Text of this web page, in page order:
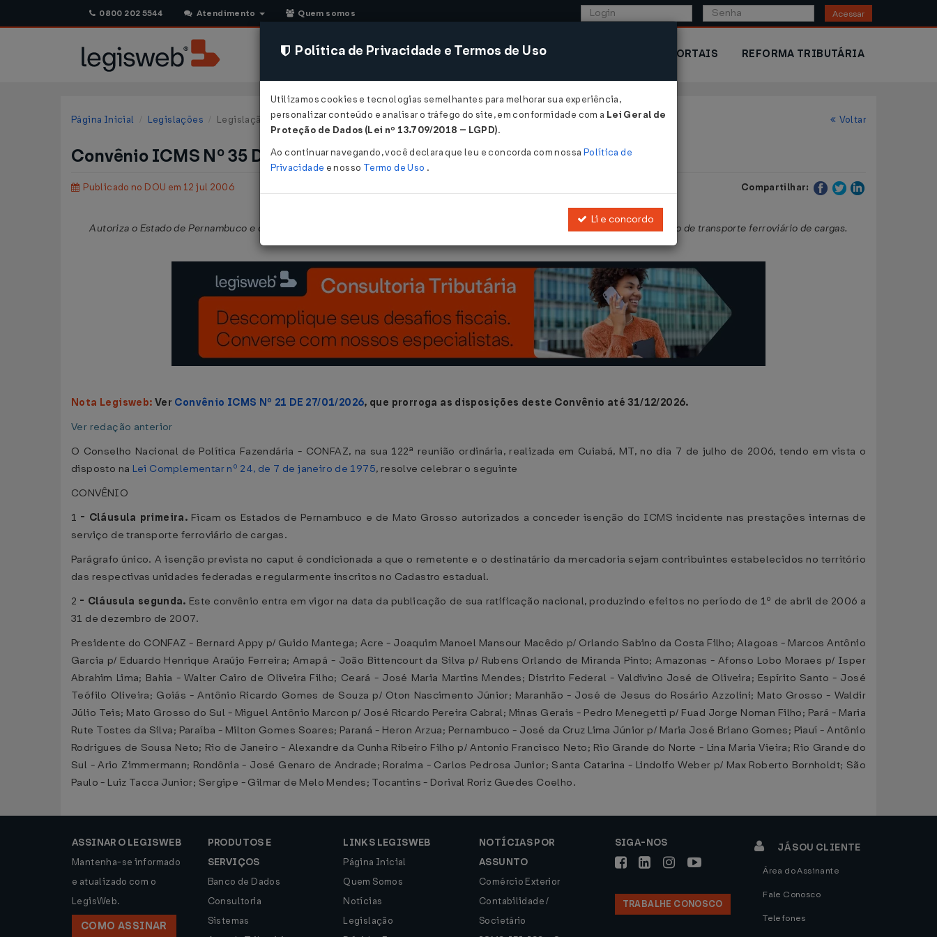
0800 202 5544 Atendimento Quem somos Acessar
CONSULTORIA SISTEMAS COMÉRCIO EXTERIOR PORTAIS REFORMA TRIBUTÁRIA
Página Inicial Legislações Legislação Federal Voltar
Convênio ICMS Nº 35 DE 07/07/2006
Publicado no DOU em 12 jul 2006 Compartilhar:
Autoriza o Estado de Pernambuco e de Mato Grosso a conceder isenção do ICMS incidente nas prestações internas de serviço de transporte ferroviário de cargas.
Nota Legisweb: Ver Convênio ICMS Nº 21 DE 27/01/2026, que prorroga as disposições deste Convênio até 31/12/2026.
Ver redação anterior
O Conselho Nacional de Política Fazendária - CONFAZ, na sua 122ª reunião ordinária, realizada em Cuiabá, MT, no dia 7 de julho de 2006, tendo em vista o
disposto na Lei Complementar nº 24, de 7 de janeiro de 1975, resolve celebrar o seguinte
CONVÊNIO
1 - Cláusula primeira. Ficam os Estados de Pernambuco e de Mato Grosso autorizados a conceder isenção do ICMS incidente nas prestações internas de
serviço de transporte ferroviário de cargas.
Parágrafo único. A isenção prevista no caput é condicionada a que o remetente e o destinatário da mercadoria sejam contribuintes estabelecidos no território
das respectivas unidades federadas e regularmente inscritos no Cadastro estadual.
2 - Cláusula segunda. Este convênio entra em vigor na data da publicação de sua ratificação nacional, produzindo efeitos no período de 1º de abril de 2006 a
31 de dezembro de 2007.
Presidente do CONFAZ - Bernard Appy p/ Guido Mantega; Acre - Joaquim Manoel Mansour Macêdo p/ Orlando Sabino da Costa Filho; Alagoas - Marcos Antônio
Garcia p/ Eduardo Henrique Araújo Ferreira; Amapá - João Bittencourt da Silva p/ Rubens Orlando de Miranda Pinto; Amazonas - Afonso Lobo Moraes p/ Isper
Abrahim Lima; Bahia - Walter Cairo de Oliveira Filho; Ceará - José Maria Martins Mendes; Distrito Federal - Valdivino José de Oliveira; Espírito Santo - José
Teófilo Oliveira; Goiás - Antônio Ricardo Gomes de Souza p/ Oton Nascimento Júnior; Maranhão - José de Jesus do Rosário Azzolini; Mato Grosso - Waldir
Júlio Teis; Mato Grosso do Sul - Miguel Antônio Marcon p/ José Ricardo Pereira Cabral; Minas Gerais - Pedro Menegetti p/ Fuad Jorge Noman Filho; Pará - Maria
Rute Tostes da Silva; Paraíba - Milton Gomes Soares; Paraná - Heron Arzua; Pernambuco - José da Cruz Lima Júnior p/ Maria José Briano Gomes; Piauí - Antônio
Rodrigues de Sousa Neto; Rio de Janeiro - Alexandre da Cunha Ribeiro Filho p/ Antonio Francisco Neto; Rio Grande do Norte - Lina Maria Vieira; Rio Grande do
Sul - Ario Zimmermann; Rondônia - José Genaro de Andrade; Roraima - Carlos Pedrosa Junior; Santa Catarina - Lindolfo Weber p/ Max Roberto Bornholdt; São
Paulo - Luiz Tacca Junior; Sergipe - Gilmar de Melo Mendes; Tocantins - Dorival Roriz Guedes Coelho.
ASSINAR O LEGISWEB
Mantenha-se informado
e atualizado com o
LegisWeb.
COMO ASSINAR
PRODUTOS E
SERVIÇOS
Banco de Dados
Consultoria
Sistemas
LINKS LEGISWEB
Página Inicial
Quem Somos
Notícias
Legislação
NOTÍCIAS POR
ASSUNTO
Comércio Exterior
Contabilidade /
Societário
SIGA-NOS
TRABALHE CONOSCO
JÁ SOU CLIENTE
Área do Assinante
Fale Conosco
Telefones
Política de Privacidade e Termos de Uso
Utilizamos cookies e tecnologias semelhantes para melhorar sua experiência,
personalizar conteúdo e analisar o tráfego do site, em conformidade com a Lei Geral de
Proteção de Dados (Lei nº 13.709/2018 – LGPD).
Ao continuar navegando, você declara que leu e concorda com nossa Política de
Privacidade e nosso Termo de Uso .
Li e concordo